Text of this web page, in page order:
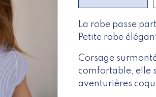
La robe passe
Petite robe
Corsage
comfortable, elle
aventurières